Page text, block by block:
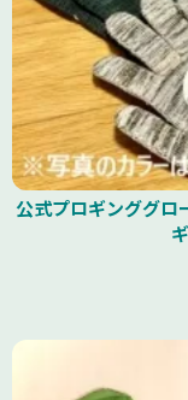
公式プロギンググ